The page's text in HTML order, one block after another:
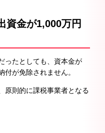
資金が1,000万円
ったとしても、資本金が
が免除されません。
原則的に課税事業者となる